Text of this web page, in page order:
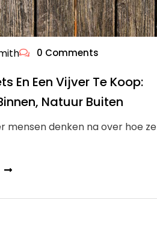
0 Comments
En Een Vijver Te Koop:
Natuur Buiten
mensen denken na over hoe ze